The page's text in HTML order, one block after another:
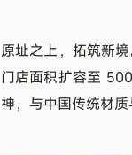
原址之上，拓筑新
门店面积扩容至
神，与中国传统材